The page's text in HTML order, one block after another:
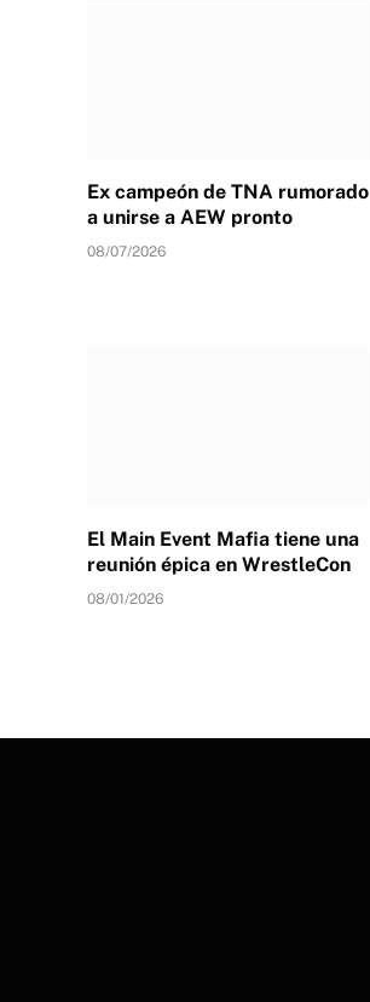
Ex campeón de TNA rumorado
a unirse a AEW pronto
08/07/2026
El Main Event Mafia tiene una
reunión épica en WrestleCon
08/01/2026